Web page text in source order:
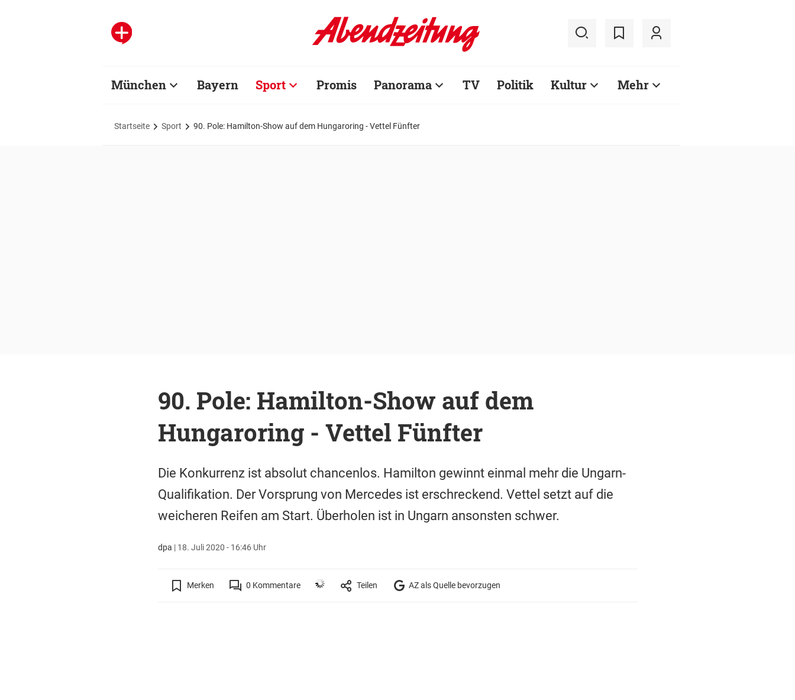
München Bayern Sport Promis Panorama TV Politik Kultur Mehr
Startseite Sport 90. Pole: Hamilton-Show auf dem Hungaroring - Vettel Fünfter
90. Pole: Hamilton-Show auf dem
Hungaroring - Vettel Fünfter
Die Konkurrenz ist absolut chancenlos. Hamilton gewinnt einmal mehr die Ungarn-
Qualifikation. Der Vorsprung von Mercedes ist erschreckend. Vettel setzt auf die
weicheren Reifen am Start. Überholen ist in Ungarn ansonsten schwer.
dpa | 18. Juli 2020 - 16:46 Uhr
Merken 0 Kommentare Teilen AZ als Quelle bevorzugen